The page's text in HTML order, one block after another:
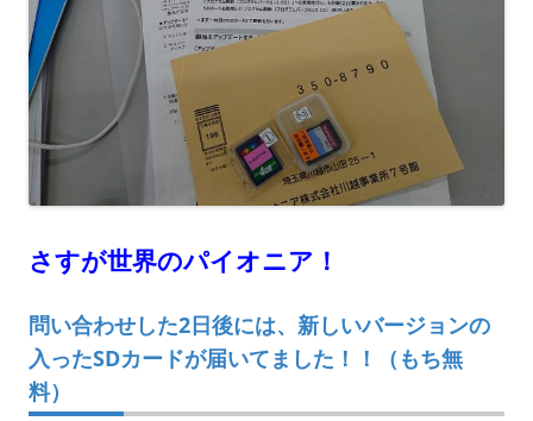
さすが世界のパイオニア！
問い合わせした2日後には、新しいバージョンの
入ったSDカードが届いてました！！（もち無
料）